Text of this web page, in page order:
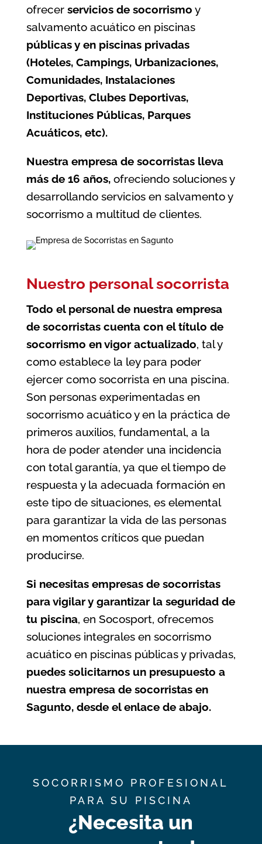
ofrecer servicios de socorrismo y
salvamento acuático en piscinas
públicas y en piscinas privadas
(Hoteles, Campings, Urbanizaciones,
Comunidades, Instalaciones
Deportivas, Clubes Deportivas,
Instituciones Públicas, Parques
Acuáticos, etc).
Nuestra empresa de socorristas lleva
más de 16 años,ofreciendo soluciones y
desarrollando servicios en salvamento y
socorrismo a multitud de clientes.
Nuestro personal socorrista
Todo el personal de nuestra empresa
de socorristas cuenta con el título de
socorrismo en vigor actualizado, tal y
como establece la ley para poder
ejercer como socorrista en una piscina.
Son personas experimentadas en
socorrismo acuático y en la práctica de
primeros auxilios, fundamental, a la
hora de poder atender una incidencia
con total garantía, ya que el tiempo de
respuesta y la adecuada formación en
este tipo de situaciones, es elemental
para garantizar la vida de las personas
en momentos críticos que puedan
producirse.
Si necesitas empresas de socorristas
para vigilar y garantizar la seguridad de
tu piscina, en Socosport, ofrecemos
soluciones integrales en socorrismo
acuático en piscinas públicas y privadas,
puedes solicitarnos un presupuesto a
nuestra empresa de socorristas en
Sagunto, desde el enlace de abajo.
SOCORRISMO PROFESIONAL
PARA SU PISCINA
¿Necesita un